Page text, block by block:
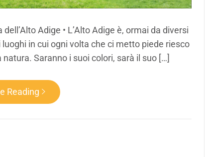
Adige • L’Alto Adige è, ormai da diversi
in cui ogni volta che ci metto piede riesco
Saranno i suoi colori, sarà il suo […]
Reading